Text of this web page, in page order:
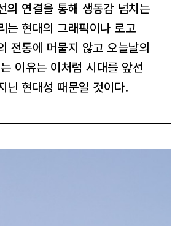
의 연결을 통해 생동감 넘치는
는 현대의 그래픽이나 로고
전통에 머물지 않고 오늘날의
이유는 이처럼 시대를 앞선
닌 현대성 때문일 것이다.